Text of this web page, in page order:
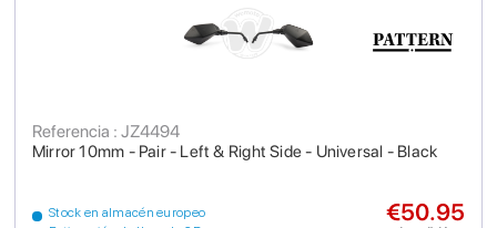
Mirror 10mm - Pair - Left & Right Side - Universal - Black
Referencia : JZ4494
Stock en almacén europeo
€50.95